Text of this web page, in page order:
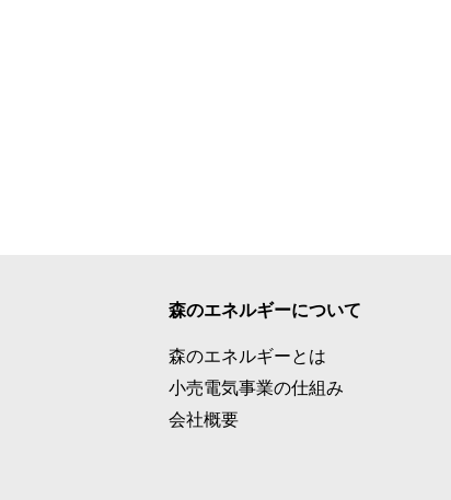
森のエネルギーについて
森のエネルギーとは
小売電気事業の仕組み
会社概要